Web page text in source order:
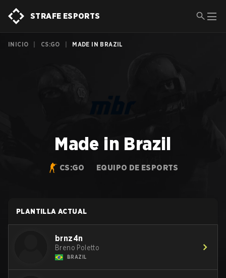
STRAFE ESPORTS
INICIO CS:GO MADE IN BRAZIL
Made in Brazil
CS:GO EQUIPO DE ESPORTS
PLANTILLA ACTUAL
brnz4n
Breno Poletto
BRAZIL